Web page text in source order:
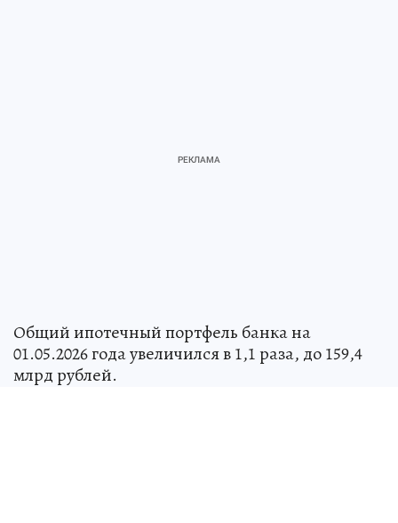
Общий ипотечный портфель банка на
01.05.2026 года увеличился в 1,1 раза, до 159,4
млрд рублей.